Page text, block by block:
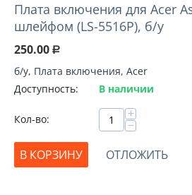
Плата включения для Acer
шлейфом (LS-5516P), б/у
250.00 Р
б/у, Плата включения, Acer
Доступность:
В наличии
Кол-во: +
−
В КОРЗИНУ
ОТЛОЖИТЬ